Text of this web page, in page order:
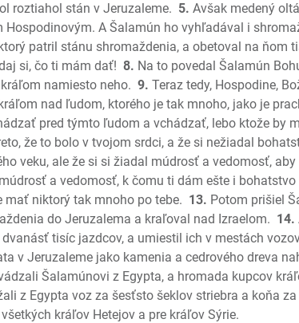
Ester
Jób
Žalmy
Príslovia
Kazateľ
Pieseň
Izaiáš
Jeremiáš
Plač
Ezechiel
Daniel
Ozeáš
Joel
Amos
Obadiáš
roztiahol stán v Jeruzaleme. 5. Avšak medený
A Šalamún ho vyhľadával i
patril stánu shromaždenia, a obetoval na ňom
si, čo ti mám dať! 8. Na to povedal Šalamún
namiesto neho. 9. Teraz tedy, Hospodine,
nad ľudom, ktorého je tak mnoho, jako je
pred týmto ľudom a vchádzať, lebo ktože by
že to bolo v tvojom srdci, a že si nežiadal
veku, ale že si si žiadal múdrosť a vedomosť,
a vedomosť, k čomu ti dám ešte i
mať niktorý tak mnoho po tebe. 13. Potom prišiel
do Jeruzalema a kraľoval nad Izraelom. 14.
tisíc jazdcov, a umiestil ich v mestách
v Jeruzaleme jako kamenia a cedrového dreva
Šalamúnovi z Egypta, a hromada kupcov
z Egypta voz za šesťsto šeklov striebra a koňa
kráľov Hetejov a pre kráľov Sýrie.